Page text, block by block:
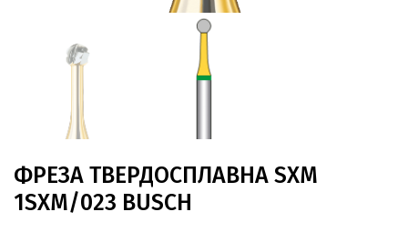
ФРЕЗА ТВЕРДОСПЛАВНА SXM
1SXM/023 BUSCH